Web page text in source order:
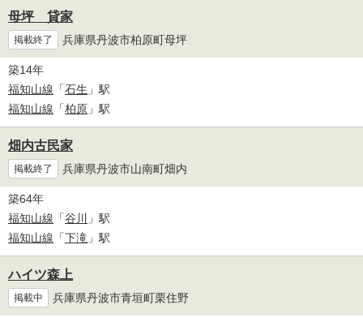
母坪 貸家
掲載終了 兵庫県丹波市柏原町母坪
築14年
福知山線 「石生 」駅
福知山線 「柏原 」駅
畑内古民家
掲載終了 兵庫県丹波市山南町畑内
築64年
福知山線 「谷川
」駅
福知山線 「下滝 」駅
ハイツ森上
掲載中 兵庫県丹波市青垣町栗住野